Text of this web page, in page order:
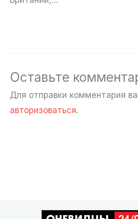
Оставьте
Для отправки комментария
авторизоваться.